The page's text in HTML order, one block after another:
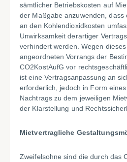
sämtlicher Betriebskosten auf
der Maßgabe anzuwenden, dass
an den Kohlendioxidkosten
Unwirksamkeit derartiger
verhindert werden. Wegen
angeordneten Vorrangs der
CO2KostAufG vor
ist eine Vertragsanpassung an
erforderlich, jedoch in Form
Nachtrags zu dem jeweiligen
der Klarstellung und
Mietvertragliche
Zweifelsohne sind die durch das